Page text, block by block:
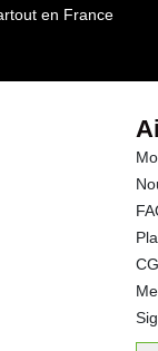
en France